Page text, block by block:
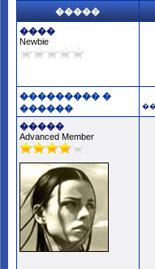
�����
����
Newbie
��������� �
������
�����
Advanced Member